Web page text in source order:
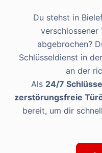
Du stehst in
verschlossener
abgebrochen?
Schlüsseldienst in
an der
Als 24/7
zerstörungsfreie
bereit, um dir